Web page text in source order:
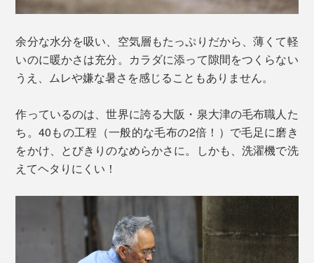
余分な水分を吸い、空気層もたっぷりだから、薄くて軽
いのに暖かさは充分。カラダに添って隙間をつくらない
うえ、ムレや嫌な暑さを感じることもありません。
作っているのは、世界に誇る大阪・泉大津の毛布職人た
ち。40もの工程（一般的な毛布の2倍！）で毛足に磨き
をかけ、とびきりのなめらかさに。しかも、洗濯機で洗
えてヘタりにくい！